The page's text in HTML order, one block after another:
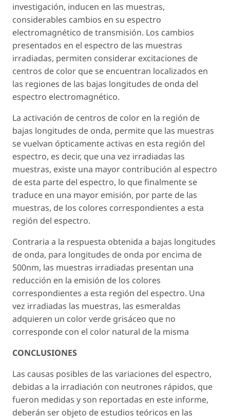
investigación, inducen en las muestras,
considerables cambios en su espectro
electromagnético de transmisión. Los cambios
presentados en el espectro de las muestras
irradiadas, permiten considerar excitaciones de
centros de color que se encuentran localizados en
las regiones de las bajas longitudes de onda del
espectro electromagnético.
La activación de centros de color en la región de
bajas longitudes de onda, permite que las muestras
se vuelvan ópticamente activas en esta región del
espectro, es decir, que una vez irradiadas las
muestras, existe una mayor contribución al espectro
de esta parte del espectro, lo que finalmente se
traduce en una mayor emisión, por parte de las
muestras, de los colores correspondientes a esta
región del espectro.
Contraria a la respuesta obtenida a bajas longitudes
de onda, para longitudes de onda por encima de
500nm, las muestras irradiadas presentan una
reducción en la emisión de los colores
correspondientes a esta región del espectro. Una
vez irradiadas las muestras, las esmeraldas
adquieren un color verde grisáceo que no
corresponde con el color natural de la misma
CONCLUSIONES
Las causas posibles de las variaciones del espectro,
debidas a la irradiación con neutrones rápidos, que
fueron medidas y son reportadas en este informe,
deberán ser objeto de estudios teóricos en las